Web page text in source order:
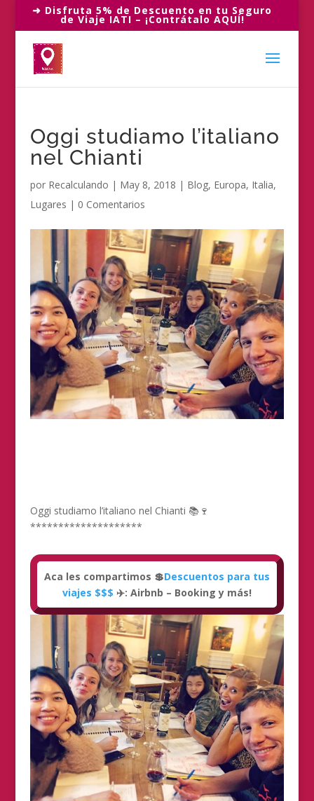
➜ Disfruta 5% de Descuento en tu Seguro
de Viaje IATI – ¡Contrátalo AQUÍ!
Oggi studiamo l’italiano
nel Chianti
por Recalculando | May 8, 2018 | Blog, Europa, Italia,
Lugares | 0 Comentarios
Oggi studiamo l’italiano nel Chianti 📚🍷
********************
Aca les compartimos 💲Descuentos para tus
viajes $$$ ✈️: Airbnb – Booking y más!